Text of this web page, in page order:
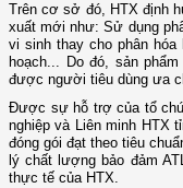
Trên cơ sở đó, HTX định
xuất mới như: Sử dụng
vi sinh thay cho phân
hoạch... Do đó, sản
được người tiêu dùng ưa
Được sự hỗ trợ của tổ
nghiệp và Liên minh HTX
đóng gói đạt theo tiêu
lý chất lượng bảo đảm
thực tế của HTX.